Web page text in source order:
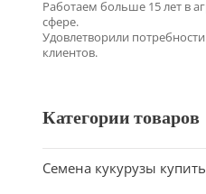
Категории товаров
Семена кукурузы купить